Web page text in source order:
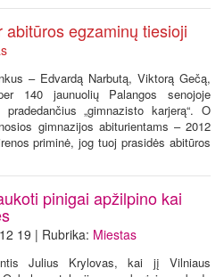
egzaminų tiesioji
– Edvardą Narbutą, Viktorą Gečą,
140 jaunuolių Palangos senojoje
„gimnazisto karjerą“. O
gimnazijos abiturientams – 2012
priminė, jog tuoj prasidės abitūros
pinigai apžilpino kai
19 | Rubrika: Miestas
Julius Krylovas, kai jį Vilniaus